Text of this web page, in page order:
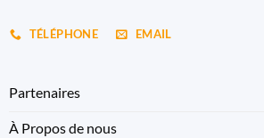
TÉLÉPHONE EMAIL
Partenaires
À Propos de nous